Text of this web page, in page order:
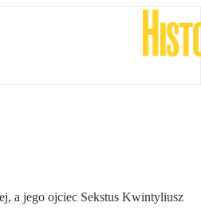
a jego ojciec Sekstus Kwintyliusz